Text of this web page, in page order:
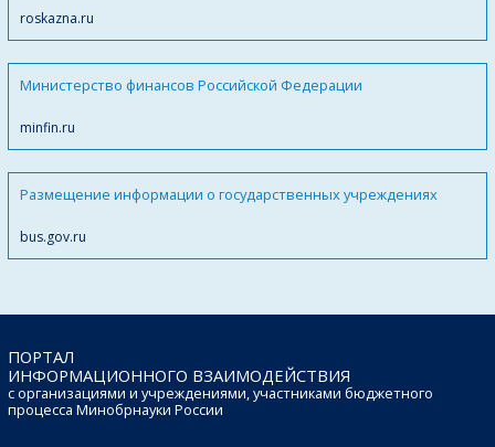
roskazna.ru
Министерство финансов Российской Федерации
minfin.ru
Размещение информации о государственных учреждениях
bus.gov.ru
ПОРТАЛ
ИНФОРМАЦИОННОГО ВЗАИМОДЕЙСТВИЯ
с организациями и учреждениями, участниками бюджетного
процесса Минобрнауки России